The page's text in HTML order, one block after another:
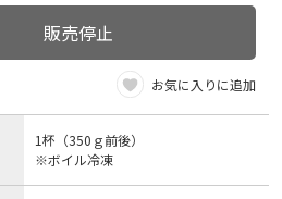
販売停止
お気に入りに追加
1杯（350ｇ前後）
※ボイル冷凍